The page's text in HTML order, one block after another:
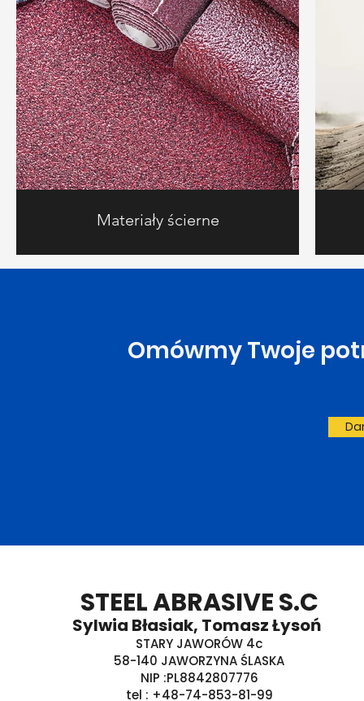
Materiały ścierne
Omówmy Twoje
STEEL ABRASIVE S.C
Sylwia Błasiak, Tomasz Łysoń
STARY JAWORÓW 4c
58-140 JAWORZYNA ŚLASKA
NIP :PL8842807776
tel : +48-74-853-81-99